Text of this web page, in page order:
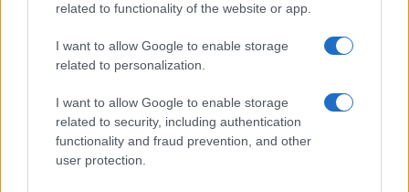
related to functionality of the website or app.
I want to allow Google to enable storage
related to personalization.
I want to allow Google to enable storage
related to security, including authentication
functionality and fraud prevention, and other
user protection.